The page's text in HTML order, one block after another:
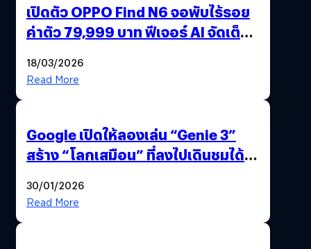
เปิดตัว OPPO Find N6 จอพับไร้รอย
ค่าตัว 79,999 บาท ฟีเจอร์ AI จัดเต็ม
18/03/2026
Read More
Google เปิดให้ลองเล่น “Genie 3”
สร้าง “โลกเสมือน” ที่ลงไปเดินชมได้
30/01/2026
Read More